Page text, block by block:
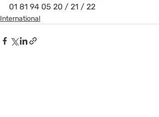
01 81 94 05 20 / 21 / 22
International